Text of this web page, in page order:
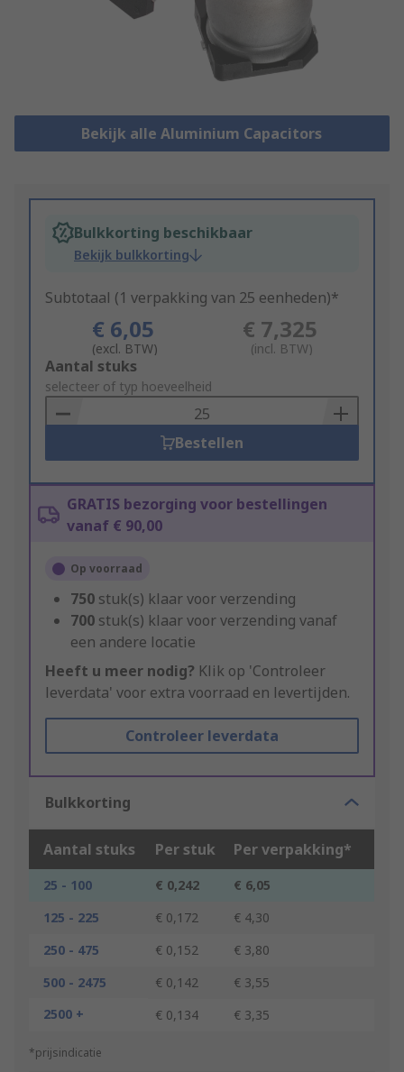
Bekijk alle Aluminium Capacitors
Bulkkorting beschikbaar
Bekijk bulkkorting
Subtotaal (1 verpakking van 25 eenheden)*
€ 6,05
(excl. BTW)
€ 7,325
(incl. BTW)
Add
to
Basket
Aantal stuks
selecteer of typ hoeveelheid
Bestellen
GRATIS bezorging voor bestellingen
vanaf € 90,00
Op voorraad
750 stuk(s) klaar voor verzending
700 stuk(s) klaar voor verzending vanaf
een andere locatie
Heeft u meer nodig? Klik op 'Controleer
leverdata' voor extra voorraad en levertijden.
Controleer leverdata
Bulkkorting
Aantal stuks Per stuk Per verpakking*
25 - 100 € 0,242
€ 6,05
125 - 225
€ 0,172
€ 4,30
250 - 475
€ 0,152
€ 3,80
500 - 2475
€ 0,142
€ 3,55
2500 +
€ 0,134 € 3,35
*prijsindicatie